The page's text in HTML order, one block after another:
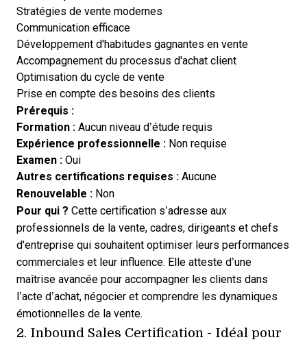
Stratégies de vente modernes
Communication efficace
Développement d'habitudes gagnantes en vente
Accompagnement du processus d'achat client
Optimisation du cycle de vente
Prise en compte des besoins des clients
Prérequis :
Formation : Aucun niveau d’étude requis
Expérience professionnelle : Non requise
Examen : Oui
Autres certifications requises : Aucune
Renouvelable : Non
Pour qui ? Cette certification s’adresse aux
professionnels de la vente, cadres, dirigeants et chefs
d'entreprise qui souhaitent optimiser leurs performances
commerciales et leur influence. Elle atteste d’une
maîtrise avancée pour accompagner les clients dans
l’acte d’achat, négocier et comprendre les dynamiques
émotionnelles de la vente.
2. Inbound Sales Certification - Idéal pour